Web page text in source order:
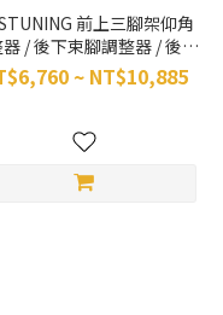
前上三腳架仰角
/ 後下束腳調整器 / 後仰
角調整支臂
~ NT$10,885